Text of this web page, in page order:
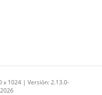
x 1024 | Versión: 2.13.0-